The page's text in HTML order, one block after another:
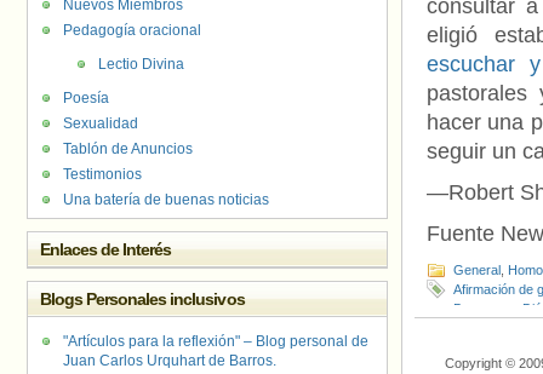
consultar
eligió
escuchar
hacer una
seguir un
—Robert
Fuente
General
Afirmación de
Davenpprt
Copyright ©
Nuevos Miembros
Pedagogía oracional
Lectio Divina
Poesía
Sexualidad
Tablón de Anuncios
Testimonios
Una batería de buenas noticias
Enlaces de Interés
Blogs Personales inclusivos
"Artículos para la reflexión" – Blog personal de
Juan Carlos Urquhart de Barros.